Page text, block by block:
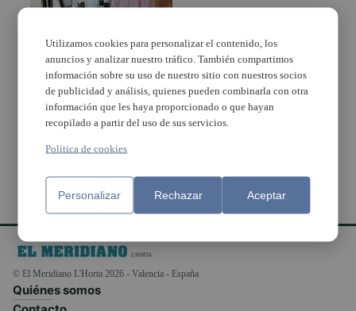
El PSOE de Aldaia
ofrece a las tres
formaciones de
izquierdas entrar en el
gobierno municipal
© El Meridiano L'Horta 2026 - Valencia - España
Quiénes somos
Utilizamos cookies para personalizar el contenido, los
anuncios y analizar nuestro tráfico. También compartimos
información sobre su uso de nuestro sitio con nuestros socios
de publicidad y análisis, quienes pueden combinarla con otra
información que les haya proporcionado o que hayan
recopilado a partir del uso de sus servicios.
Política de cookies
Personalizar Rechazar Aceptar